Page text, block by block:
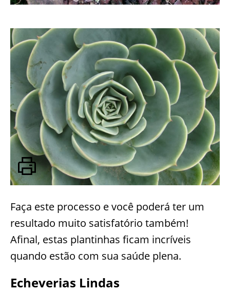
Faça este processo e você poderá ter um
resultado muito satisfatório também!
Afinal, estas plantinhas ficam incríveis
quando estão com sua saúde plena.
Echeverias Lindas